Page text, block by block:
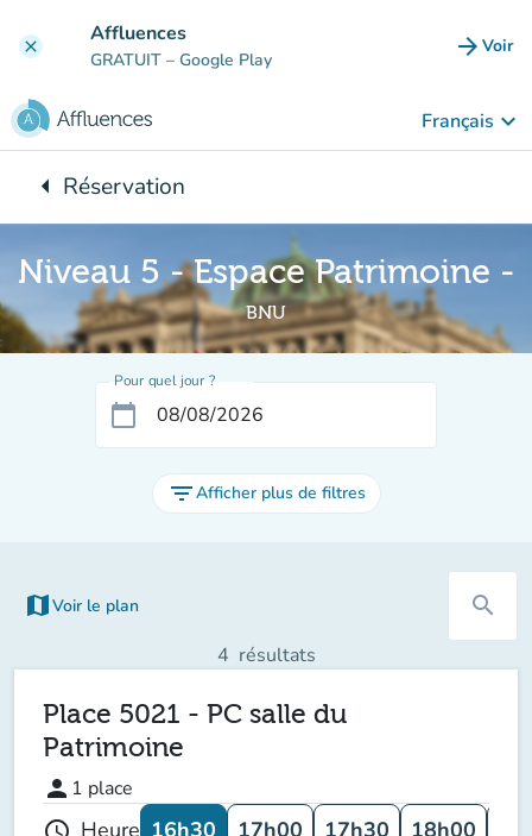
clear Affluences
GRATUIT – Google Play arrow_forward Voir
Français keyboard_arrow_down
arrow_leftRetour à :
Réservation
Niveau 5 - Espace Patrimoine -
BNU
Pour quel jour ?
calendar_today
filter_listAfficher plus de filtres
map Voir le plan
(nouvel onglet) search
4 résultats
Place 5021 - PC salle du
Patrimoine
person 1 place
16h30 17h00 17h30 18h00